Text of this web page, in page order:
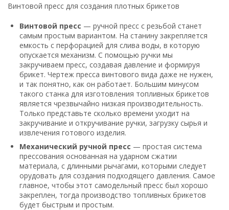
Винтовой пресс для создания плотных брикетов
Винтовой пресс — ручной пресс с резьбой станет
самым простым вариантом. На станину закрепляется
емкость с перфорацией для слива воды, в которую
опускается механизм. С помощью ручки мы
закручиваем пресс, создавая давление и формируя
брикет. Чертеж пресса винтового вида даже не нужен,
и так понятно, как он работает. Большим минусом
такого станка для изготовления топливных брикетов
является чрезвычайно низкая производительность.
Только представьте сколько времени уходит на
закручивание и откручивание ручки, загрузку сырья и
извлечения готового изделия.
Механический ручной пресс — простая система
прессования основанная на ударном сжатии
материала, с длинными рычагами, которыми следует
орудовать для создания подходящего давления. Самое
главное, чтобы этот самодельный пресс был хорошо
закреплен, тогда производство топливных брикетов
будет быстрым и простым.